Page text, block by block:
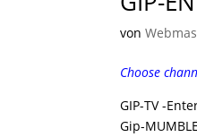
von
Choose
GIP-TV -
Gip-MUMBLE